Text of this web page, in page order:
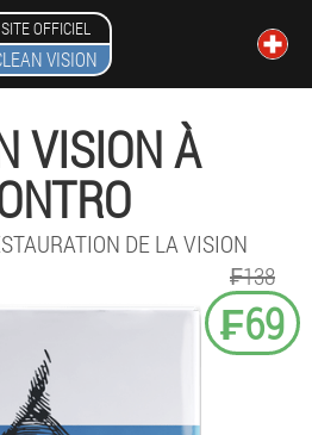
SITE OFFICIEL
VISION
VISION À
DE LA VISION
₣138
₣69